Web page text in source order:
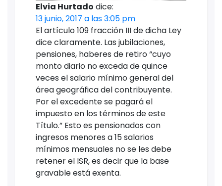
Elvia Hurtado dice:
13 junio, 2017 a las 3:05 pm
El artículo 109 fracción III de dicha Ley
dice claramente. Las jubilaciones,
pensiones, haberes de retiro “cuyo
monto diario no exceda de quince
veces el salario mínimo general del
área geográfica del contribuyente.
Por el excedente se pagará el
impuesto en los términos de este
Título.” Esto es pensionados con
ingresos menores a 15 salarios
mínimos mensuales no se les debe
retener el ISR, es decir que la base
gravable está exenta.